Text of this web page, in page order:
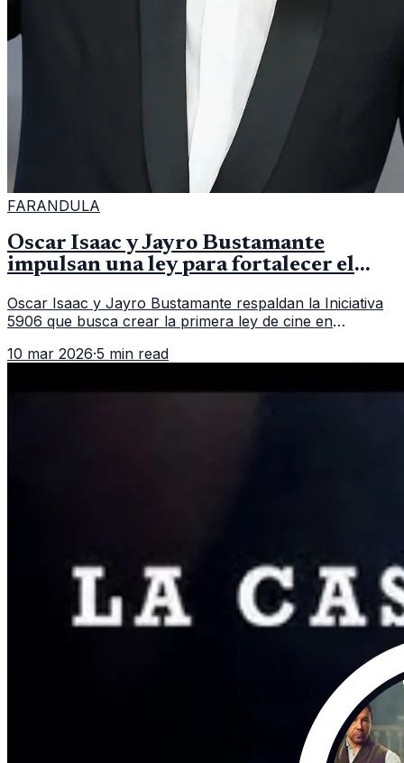
FARANDULA
Oscar Isaac y Jayro Bustamante
impulsan una ley para fortalecer el
Oscar Isaac y Jayro Bustamante respaldan la Iniciativa
5906 que busca crear la primera ley de cine en
10 mar 2026·5 min read